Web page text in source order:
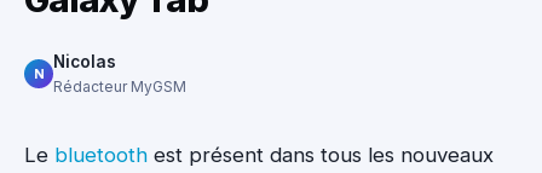
N
Nicolas
Rédacteur MyGSM
Le bluetooth est présent dans tous les nouveaux